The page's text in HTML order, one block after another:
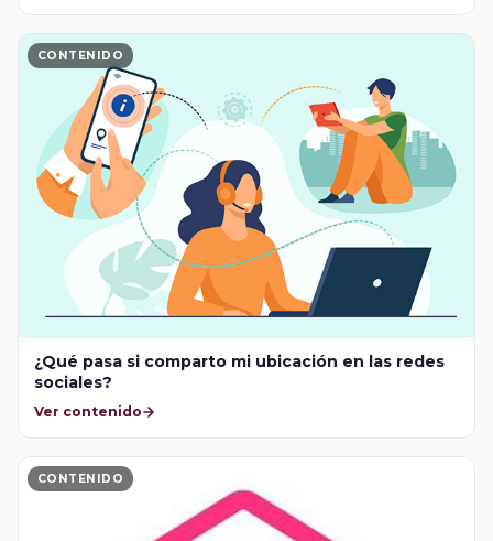
CONTENIDO
¿Qué pasa si comparto mi ubicación en las redes
sociales?
Ver contenido
CONTENIDO